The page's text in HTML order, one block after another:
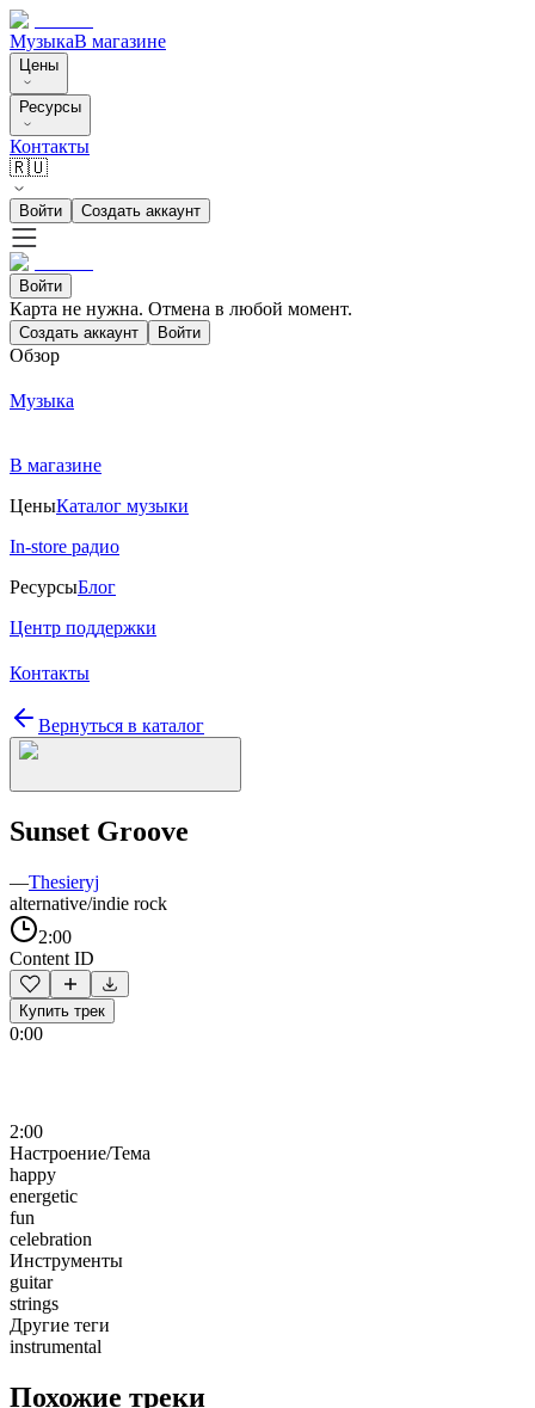
МузыкаВ магазине
Цены
Ресурсы
Контакты
🇷🇺
Войти Создать аккаунт
Войти
Карта не нужна. Отмена в любой момент.
Создать аккаунт Войти
Обзор
Музыка
В магазине
ЦеныКаталог музыки
In-store радио
РесурсыБлог
Центр поддержки
Контакты
Вернуться в каталог
Sunset Groove
—Thesieryj
alternative/indie rock
2:00
Content ID
Купить трек
0:00
2:00
Настроение/Тема
happy
energetic
fun
celebration
Инструменты
guitar
strings
Другие теги
instrumental
Похожие треки